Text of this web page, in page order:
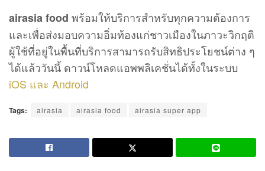
airasia food พร้อมให้บริการสำหรับทุกความต้องการ
และเพื่อส่งมอบความอิ่มท้องแก่ชาวเมืองในภาวะวิกฤติ
ผู้ใช้ที่อยู่ในพื้นที่บริการสามารถรับสิทธิประโยชน์ต่าง ๆ
ได้แล้ววันนี้ ดาวน์โหลดแอพพลิเคชั่นได้ทั้งในระบบ
iOS และ Android
Tags: airasia airasia food airasia super app